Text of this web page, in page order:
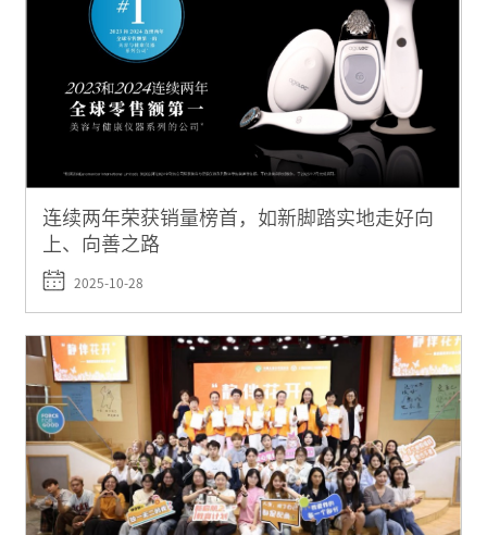
连续两年荣获销量榜首，如新脚踏实地走好向
上、向善之路
2025-10-28